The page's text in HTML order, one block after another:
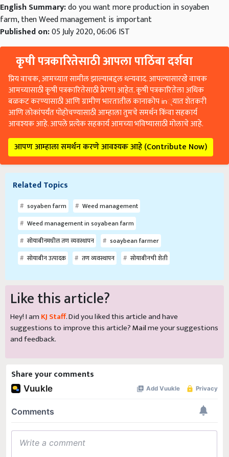
English Summary:do you want more production in soyaben
farm, then Weed management is important
Published on:05 July 2020, 06:06 IST
कृषी पत्रकारितेसाठी आपला पाठिंबा दर्शवा
प्रिय वाचक, आमच्यात सामील झाल्याबद्दल धन्यवाद. आपल्यासारखे वाचक
आमच्यासाठी कृषी पत्रकारितेसाठी प्रेरणा आहेत. कृषी पत्रकारितेला अधिक
बळकट करण्यासाठी आणि ग्रामीण भारतातील कानाकोप in्यात शेतकरी
आणि लोकांपर्यंत पोहोचण्यासाठी आम्हाला तुमचे समर्थन किंवा सहकार्य
आवश्यक आहे. आपले प्रत्येक सहकार्य आमच्या भविष्यासाठी मोलाचे आहे.
आपण आम्हाला समर्थन करणे आवश्यक आहे (Contribute Now)
Related Topics
soyaben farm
Weed management
Weed management in soyabean farm
सोयाबीनमधील तण व्यवस्थापन
soaybean farmer
सोयाबीन उत्पादक
तण व्यवस्थापन सोयाबीनची शेती
Like this article?
Hey! I am KJ Staff. Did you liked this article and have
suggestions to improve this article?Mailme your suggestions
and feedback.
Share your comments